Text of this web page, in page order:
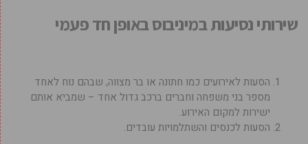
שירותי נסיעות במיניבוס באופן חד פעמי
הסעות לאירועים כמו חתונה או בר מצווה, שבהם נוח לאחד
מספר בני משפחה וחברים ברכב גדול אחד – שמביא אותם
ישירות למקום האירוע.
הסעות לכנסים והשתלמויות עובדים.